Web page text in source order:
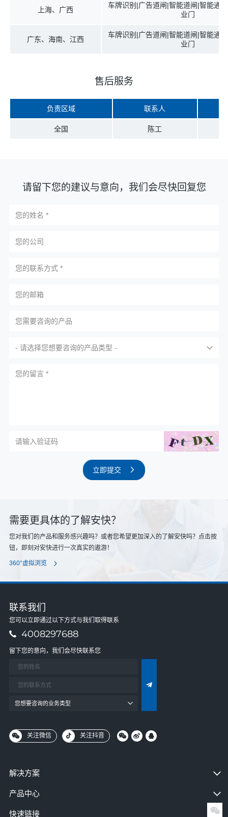
上海、广西
车牌识别|广告道闸|智能道闸|智能通
业门
广东、海南、江西
车牌识别|广告道闸|智能道闸|智能通
业门
售后服务
负责区域 联系人
全国 陈工
请留下您的建议与意向，我们会尽快回复您
- 请选择您想要咨询的产品类型 -
立即提交
需要更具体的了解安快？
您对我们的产品和服务感兴趣吗？或者您希望更加深入的了解安快吗？点击按
钮，即刻对安快进行一次真实的遨游！
360°虚拟浏览
联系我们
您可以立即通过以下方式与我们取得联系
4008297688
留下您的意向，我们会尽快联系您
您想要咨询的业务类型
关注微信 关注抖音
解决方案
产品中心
快速链接